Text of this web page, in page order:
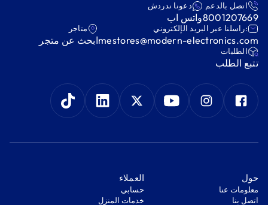
اتصل بالدعم
8001207669
دعونا ندردش
واتس اب
:راسلنا عبر البريد الإلكتروني
mestores@modern-electronics.com
متاجر
ابحث عن متجر
‫الطلبات‬
‫تتبع الطلب‬
‫حول‬
معلومات عنا
اتصل بنا
‫العملاء‬
‫حسابي‬
‫خدمات المنزل‬